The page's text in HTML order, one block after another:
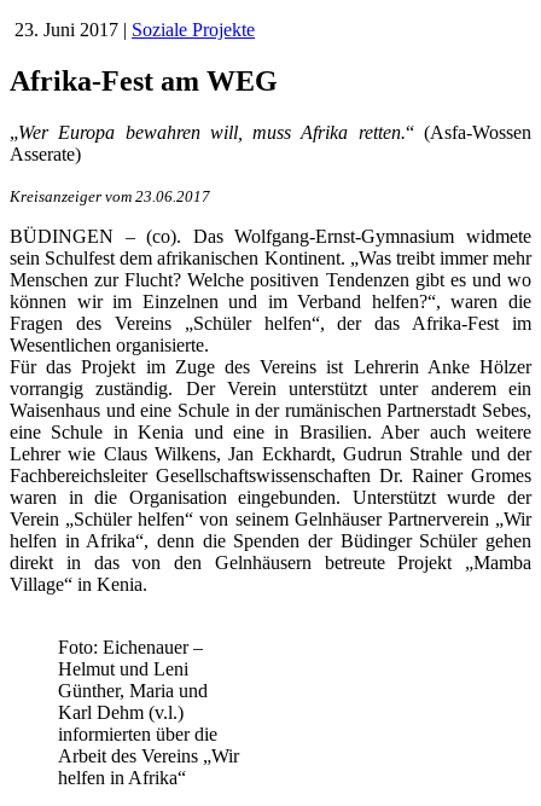
23. Juni 2017 | Soziale Projekte
Afrika-Fest am WEG
„Wer Europa bewahren will, muss Afrika retten.“ (Asfa-Wossen
Asserate)
Kreisanzeiger vom 23.06.2017
BÜDINGEN – (co). Das Wolfgang-Ernst-Gymnasium widmete
sein Schulfest dem afrikanischen Kontinent. „Was treibt immer mehr
Menschen zur Flucht? Welche positiven Tendenzen gibt es und wo
können wir im Einzelnen und im Verband helfen?“, waren die
Fragen des Vereins „Schüler helfen“, der das Afrika-Fest im
Wesentlichen organisierte.
Für das Projekt im Zuge des Vereins ist Lehrerin Anke Hölzer
vorrangig zuständig. Der Verein unterstützt unter anderem ein
Waisenhaus und eine Schule in der rumänischen Partnerstadt Sebes,
eine Schule in Kenia und eine in Brasilien. Aber auch weitere
Lehrer wie Claus Wilkens, Jan Eckhardt, Gudrun Strahle und der
Fachbereichsleiter Gesellschaftswissenschaften Dr. Rainer Gromes
waren in die Organisation eingebunden. Unterstützt wurde der
Verein „Schüler helfen“ von seinem Gelnhäuser Partnerverein „Wir
helfen in Afrika“, denn die Spenden der Büdinger Schüler gehen
direkt in das von den Gelnhäusern betreute Projekt „Mamba
Village“ in Kenia.
Foto: Eichenauer –
Helmut und Leni
Günther, Maria und
Karl Dehm (v.l.)
informierten über die
Arbeit des Vereins „Wir
helfen in Afrika“